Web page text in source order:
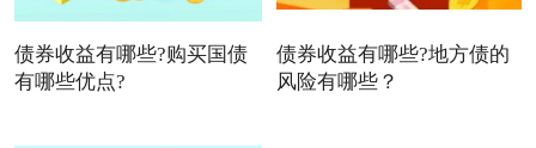
债券收益有哪些?购买国债
有哪些优点?
债券收益有哪些?地方债的
风险有哪些？